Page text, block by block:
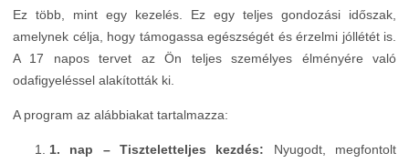
Ez több, mint egy kezelés. Ez egy teljes gondozási időszak,
amelynek célja, hogy támogassa egészségét és érzelmi jóllétét is.
A 17 napos tervet az Ön teljes személyes élményére való
odafigyeléssel alakították ki.
A program az alábbiakat tartalmazza:
1. nap – Tiszteletteljes kezdés: Nyugodt, megfontolt